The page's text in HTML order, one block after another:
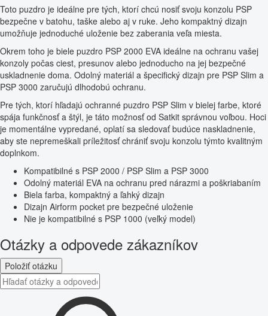
Toto puzdro je ideálne pre tých, ktorí chcú nosiť svoju konzolu PSP
bezpečne v batohu, taške alebo aj v ruke. Jeho kompaktný dizajn
umožňuje jednoduché uloženie bez zaberania veľa miesta.
Okrem toho je biele puzdro PSP 2000 EVA ideálne na ochranu vašej
konzoly počas ciest, presunov alebo jednoducho na jej bezpečné
uskladnenie doma. Odolný materiál a špecifický dizajn pre PSP Slim a
PSP 3000 zaručujú dlhodobú ochranu.
Pre tých, ktorí hľadajú ochranné puzdro PSP Slim v bielej farbe, ktoré
spája funkčnosť a štýl, je táto možnosť od Satkit správnou voľbou. Hoci
je momentálne vypredané, oplatí sa sledovať budúce naskladnenie,
aby ste nepremeškali príležitosť chrániť svoju konzolu týmto kvalitným
doplnkom.
Kompatibilné s PSP 2000 / PSP Slim a PSP 3000
Odolný materiál EVA na ochranu pred nárazmi a poškriabaním
Biela farba, kompaktný a ľahký dizajn
Dizajn Airform pocket pre bezpečné uloženie
Nie je kompatibilné s PSP 1000 (veľký model)
Otázky a odpovede zákazníkov
Položiť otázku